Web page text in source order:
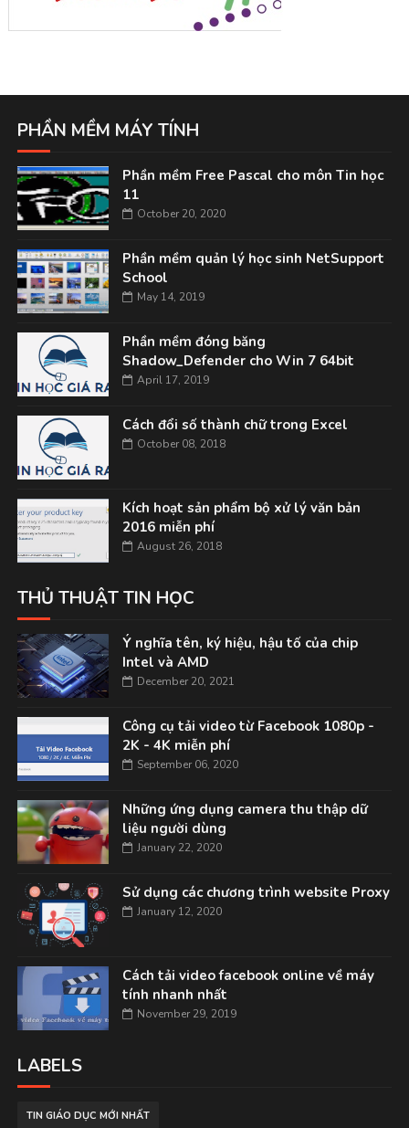
PHẦN MỀM MÁY TÍNH
Phần mềm Free Pascal cho môn Tin học
11
October 20, 2020
Phần mềm quản lý học sinh NetSupport
School
May 14, 2019
Phần mềm đóng băng
Shadow_Defender cho Win 7 64bit
April 17, 2019
Cách đổi số thành chữ trong Excel
October 08, 2018
Kích hoạt sản phẩm bộ xử lý văn bản
2016 miễn phí
August 26, 2018
THỦ THUẬT TIN HỌC
Ý nghĩa tên, ký hiệu, hậu tố của chip
Intel và AMD
December 20, 2021
Công cụ tải video từ Facebook 1080p -
2K - 4K miễn phí
September 06, 2020
Những ứng dụng camera thu thập dữ
liệu người dùng
January 22, 2020
Sử dụng các chương trình website Proxy
January 12, 2020
Cách tải video facebook online về máy
tính nhanh nhất
November 29, 2019
LABELS
TIN GIÁO DỤC MỚI NHẤT